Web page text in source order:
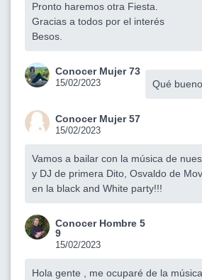
Pronto haremos otra Fiesta.
Gracias a todos por el interés
Besos.
Conocer Mujer 73
15/02/2023 Qué
Conocer Mujer 57
15/02/2023
Vamos a bailar con la música de
y DJ de primera Dito, Osvaldo de
en la black and White party!!!
Conocer Hombre 5
9
15/02/2023
Hola gente , me ocuparé de la